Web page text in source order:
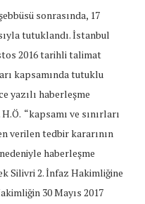
sonrasında, 17
tutuklandı. İstanbul
2016 tarihli talimat
kapsamında tutuklu
yazılı haberleşme
“kapsamı ve sınırları
verilen tedbir kararının
haberleşme
Silivri 2. İnfaz Hakimliğine
30 Mayıs 2017